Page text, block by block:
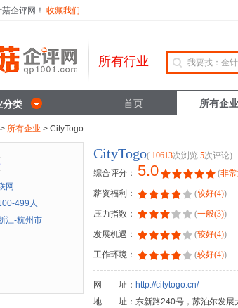
企评网！ 收藏我们
所有行业
分类 首页 所有企业
> 所有企业 > CityTogo
网
499人
江-杭州市
CityTogo( 10613次浏览 5次评论)
综合评分：
5.0 (非
薪资福利： (较好(4))
压力指数： (一般(3))
发展机遇： (较好(4))
工作环境： (较好(4))
网 址： http://citytogo.cn/
地 址：东新路240号，苏泊尔发展